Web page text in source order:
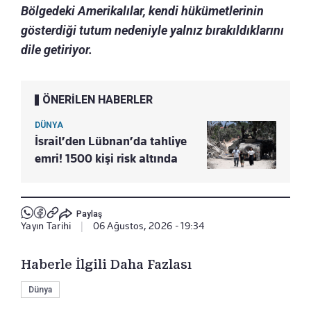
Bölgedeki Amerikalılar, kendi hükümetlerinin
gösterdiği tutum nedeniyle yalnız bırakıldıklarını
dile getiriyor.
ÖNERİLEN HABERLER
DÜNYA
İsrail’den Lübnan’da tahliye
emri! 1500 kişi risk altında
Paylaş
Yayın Tarihi 06 Ağustos, 2026 - 19:34
Haberle İlgili Daha Fazlası
Dünya